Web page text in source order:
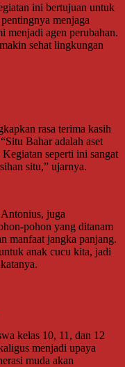
ini bertujuan untuk
menjaga
agen perubahan.
sehat lingkungan
rasa terima kasih
Bahar adalah aset
seperti ini sangat
situ,” ujarnya.
juga
pohon yang ditanam
manfaat jangka panjang.
anak cucu kita, jadi
kelas 10, 11, dan 12
menjadi upaya
muda akan